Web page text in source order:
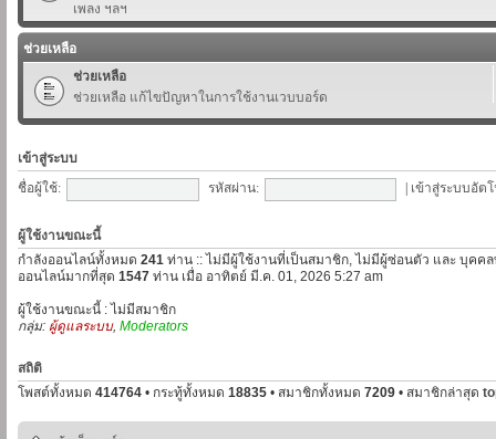
เพลง ฯลฯ
ช่วยเหลือ
ช่วยเหลือ
ช่วยเหลือ แก้ไขปัญหาในการใช้งานเวบบอร์ด
เข้าสู่ระบบ
ชื่อผู้ใช้:
รหัสผ่าน: เข้าสู่ระบบอัต
ผู้ใช้งานขณะนี้
กำลังออนไลน์ทั้งหมด 241 ท่าน :: ไม่มีผู้ใช้งานที่เป็นสมาชิก, ไม่มีผู้ซ่อนตัว และ บุคค
ออนไลน์มากที่สุด 1547 ท่าน เมื่อ อาทิตย์ มี.ค. 01, 2026 5:27 am
ผู้ใช้งานขณะนี้ : ไม่มีสมาชิก
กลุ่ม: ผู้ดูแลระบบ, Moderators
สถิติ
โพสต์ทั้งหมด 414764 • กระทู้ทั้งหมด 18835 • สมาชิกทั้งหมด 7209 • สมาชิกล่าสุด